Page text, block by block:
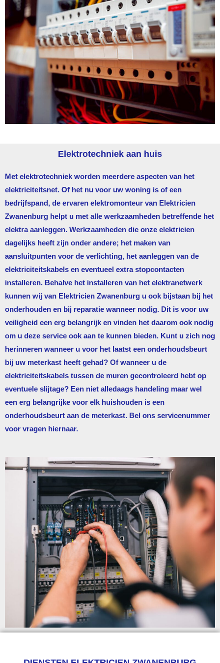
Elektrotechniek aan huis
Met elektrotechniek worden meerdere aspecten van het
elektriciteitsnet. Of het nu voor uw woning is of een
bedrijfspand, de ervaren elektromonteur van Elektricien
Zwanenburg helpt u met alle werkzaamheden betreffende het
elektra aanleggen. Werkzaamheden die onze elektricien
dagelijks heeft zijn onder andere; het maken van
aansluitpunten voor de verlichting, het aanleggen van de
elektriciteitskabels en eventueel extra stopcontacten
installeren. Behalve het installeren van het elektranetwerk
kunnen wij van Elektricien Zwanenburg u ook bijstaan bij het
onderhouden en bij reparatie wanneer nodig. Dit is voor uw
veiligheid een erg belangrijk en vinden het daarom ook nodig
om u deze service ook aan te kunnen bieden. Kunt u zich nog
herinneren wanneer u voor het laatst een onderhoudsbeurt
bij uw meterkast heeft gehad? Of wanneer u de
elektriciteitskabels tussen de muren gecontroleerd hebt op
eventuele slijtage? Een niet alledaags handeling maar wel
een erg belangrijke voor elk huishouden is een
onderhoudsbeurt aan de meterkast. Bel ons servicenummer
voor vragen hiernaar.